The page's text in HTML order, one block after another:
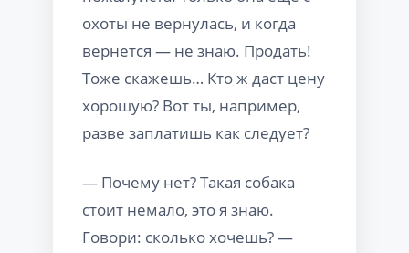
охоты не вернулась, и когда
вернется — не знаю. Продать!
Тоже скажешь… Кто ж даст цену
хорошую? Вот ты, например,
разве заплатишь как следует?
— Почему нет? Такая собака
стоит немало, это я знаю.
Говори: сколько хочешь? —